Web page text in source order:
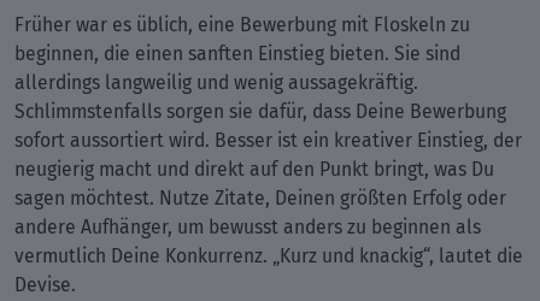
Früher war es üblich, eine Bewerbung mit Floskeln zu
beginnen, die einen sanften Einstieg bieten. Sie sind
allerdings langweilig und wenig aussagekräftig.
Schlimmstenfalls sorgen sie dafür, dass Deine Bewerbung
sofort aussortiert wird. Besser ist ein kreativer Einstieg, der
neugierig macht und direkt auf den Punkt bringt, was Du
sagen möchtest. Nutze Zitate, Deinen größten Erfolg oder
andere Aufhänger, um bewusst anders zu beginnen als
vermutlich Deine Konkurrenz. „Kurz und knackig“, lautet die
Devise.